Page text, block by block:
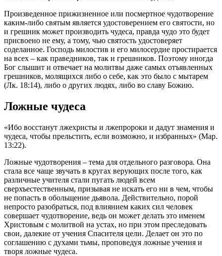
Произведенное прижизненное или посмертное чудотворение
каким-либо святым является удостоверением его святости, но
и грешник может производить чудеса, правда чудо это будет
присвоено не ему, а тому, чью святость удостоверяет
соделанное. Господь милостив и его милосердие простирается
на всех – как праведников, так и грешников. Поэтому иногда
Бог слышит и отвечает на молитвы даже самых отъявленных
грешников, молящихся либо о себе, как это было с мытарем
(Лк. 18:14), либо о других людях, либо во славу Божию.
Ложные чудеса
«Ибо восстанут лжехристы и лжепророки и дадут знамения и
чудеса, чтобы прельстить, если возможно, и избранных» (Мар.
13:22).
Ложные чудотворения – тема для отдельного разговора. Она
стала все чаще звучать в кругах верующих после того, как
различные учителя стали пугать людей всем
сверхъестественным, призывая не искать его ни в чем, чтобы
не попасть в обольщение дьявола. Действительно, порой
непросто разобраться, под влиянием каких сил человек
совершает чудотворение, ведь он может делать это именем
Христовым с молитвой на устах, но при этом преследовать
свои, далекие от учения Спасителя цели. Делает он это по
соглашению с духами тьмы, проповедуя ложные учения и
творя ложные чудеса.